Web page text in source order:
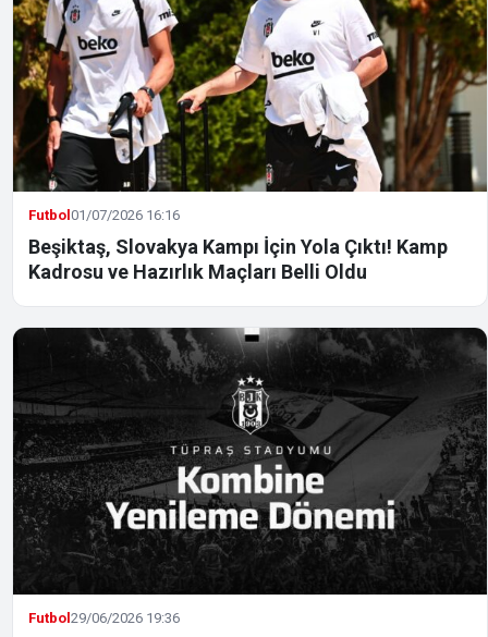
Futbol01/07/2026 16:16
Beşiktaş, Slovakya Kampı İçin Yola Çıktı! Kamp
Kadrosu ve Hazırlık Maçları Belli Oldu
Futbol29/06/2026 19:36